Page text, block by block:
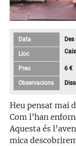
Data
Lloc
Preu 6 €
Observacions
Heu pensat mai
Com l’han
Aquesta és
mica